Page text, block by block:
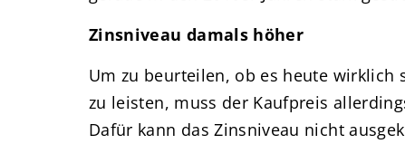
Zinsniveau damals höher
Um zu beurteilen, ob es heute
zu leisten, muss der Kaufpreis
Dafür kann das Zinsniveau nicht